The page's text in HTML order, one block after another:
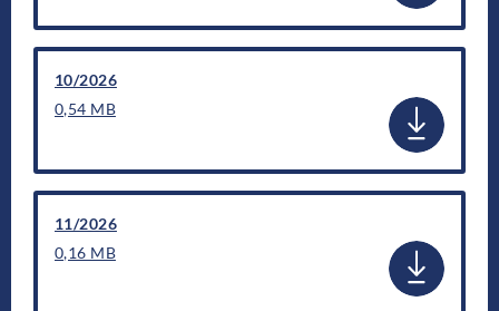
10/2026
0,54 MB
11/2026
0,16 MB